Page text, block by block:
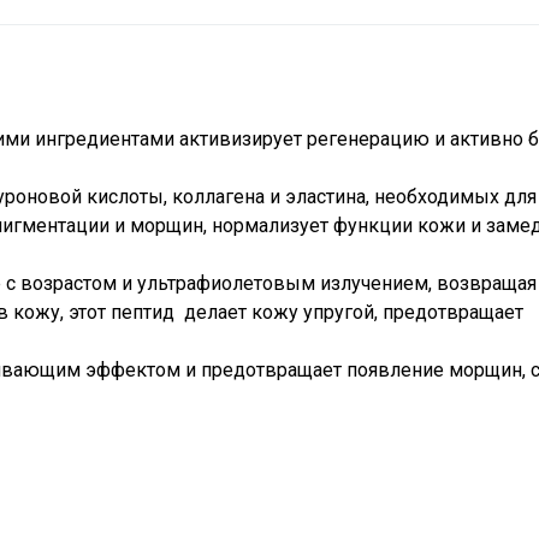
ингредиентами активизирует регенерацию и активно
кислоты, коллагена и эластина, необходимых для
и морщин, нормализует функции кожи и
возрастом и ультрафиолетовым излучением,
кожу, этот пептид делает кожу упругой, предотвращает
эффектом и предотвращает появление морщин,